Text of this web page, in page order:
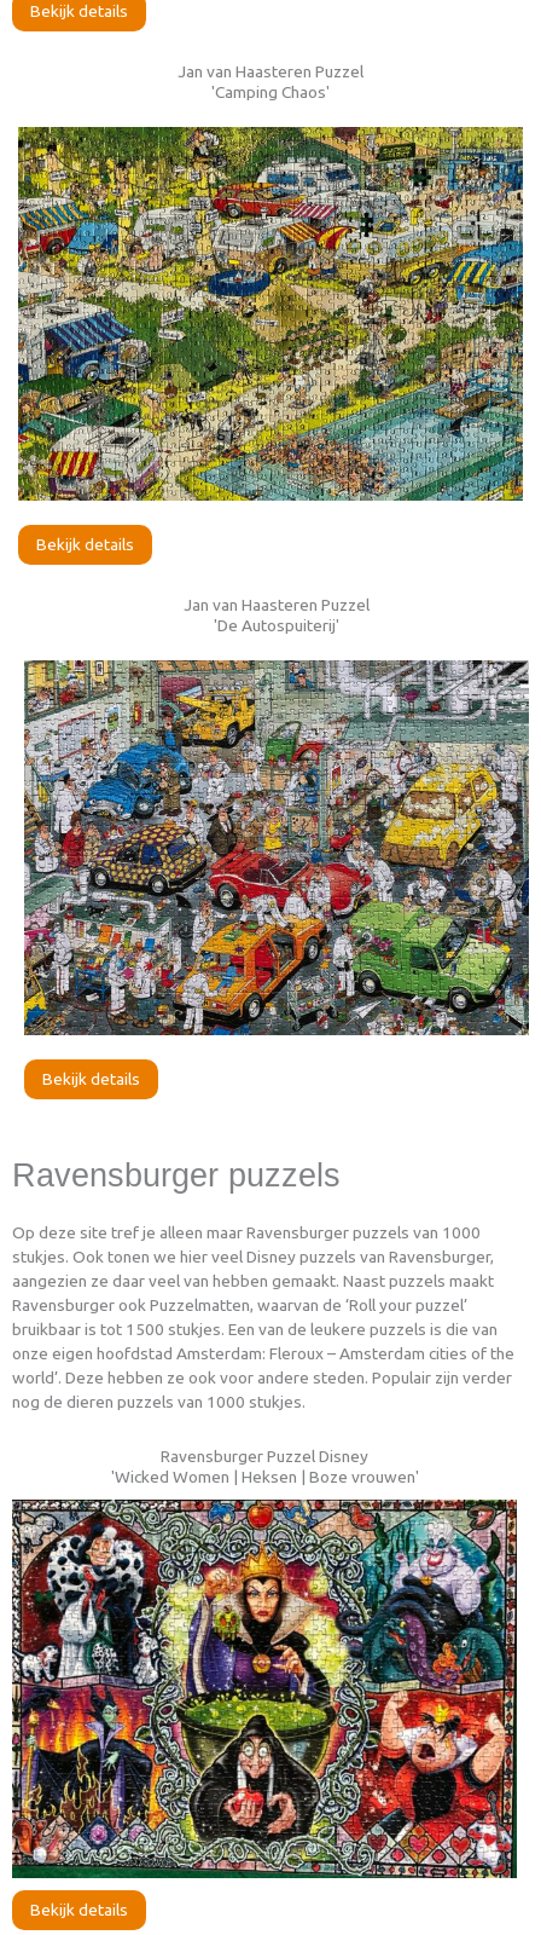
Bekijk details
Jan van Haasteren Puzzel
'Camping Chaos'
Bekijk details
Jan van Haasteren Puzzel
'De Autospuiterij'
Bekijk details
Ravensburger puzzels
Op deze site tref je alleen maar Ravensburger puzzels van 1000
stukjes. Ook tonen we hier veel Disney puzzels van Ravensburger,
aangezien ze daar veel van hebben gemaakt. Naast puzzels maakt
Ravensburger ook Puzzelmatten, waarvan de ‘Roll your puzzel’
bruikbaar is tot 1500 stukjes. Een van de leukere puzzels is die van
onze eigen hoofdstad Amsterdam: Fleroux – Amsterdam cities of the
world’. Deze hebben ze ook voor andere steden. Populair zijn verder
nog de dieren puzzels van 1000 stukjes.
Ravensburger Puzzel Disney
'Wicked Women | Heksen | Boze vrouwen'
Bekijk details